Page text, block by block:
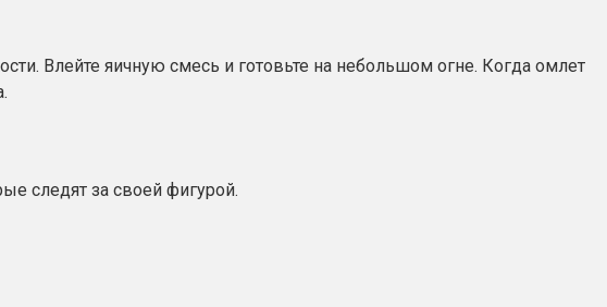
Влейте яичную смесь и готовьте на небольшом огне. Когда омлет
следят за своей фигурой.